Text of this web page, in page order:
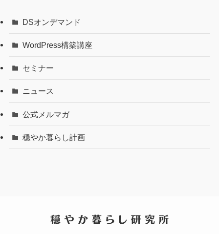
探
DSオンデマンド
WordPress構築講座
セミナー
ニュース
公式メルマガ
穏やか暮らし計画